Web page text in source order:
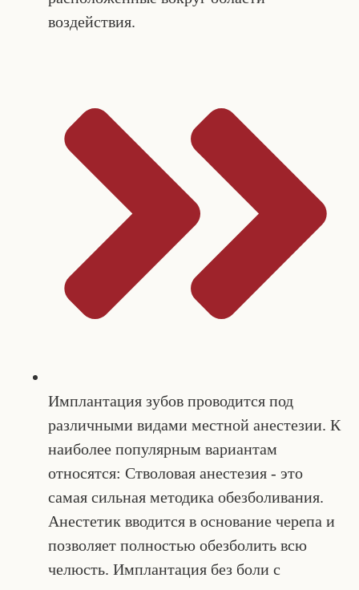
воздействия.
Имплантация зубов проводится под
различными видами местной анестезии. К
наиболее популярным вариантам
относятся: Стволовая анестезия - это
самая сильная методика обезболивания.
Анестетик вводится в основание черепа и
позволяет полностью обезболить всю
челюсть. Имплантация без боли с